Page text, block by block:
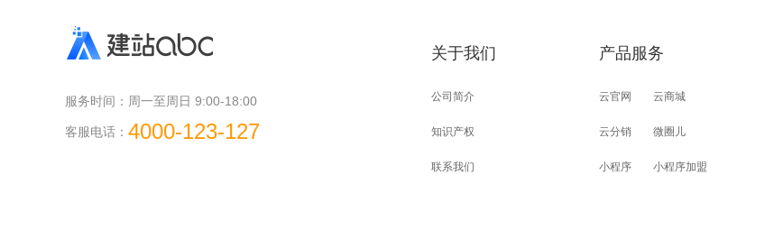
服务时间： 周一至周日 9:00-18:00
客服电话： 4000-123-127
关于我们
公司简介
知识产权
联系我们
产品服务
云官网 云商城
云分销 微圈儿
小程序 小程序加盟